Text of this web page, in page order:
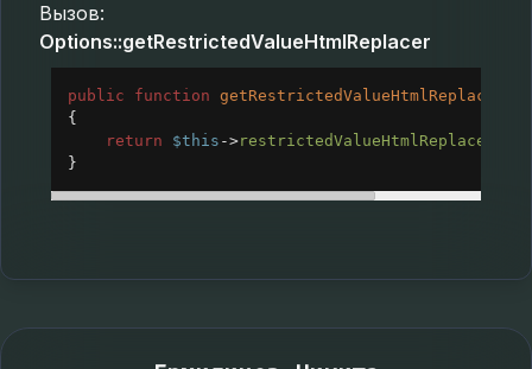
Вызов:
Options::getRestrictedValueHtmlReplacer
public function getRestrictedValueHtmlReplacer
{
return
$this ->restrictedValueHtmlReplacer
}